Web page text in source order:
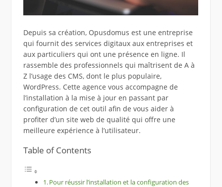
Depuis sa création, Opusdomus est une entreprise
qui fournit des services digitaux aux entreprises et
aux particuliers qui ont une présence en ligne. Il
rassemble des professionnels qui maîtrisent de A à
Z l’usage des CMS, dont le plus populaire,
WordPress. Cette agence vous accompagne de
l’installation à la mise à jour en passant par
configuration de cet outil afin de vous aider à
profiter d’un site web de qualité qui offre une
meilleure expérience à l’utilisateur.
Table of Contents
Pour réussir l’installation et la configuration des